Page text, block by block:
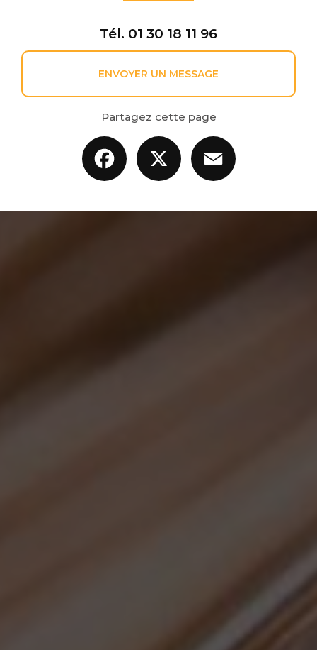
Tél. 01 30 18 11 96
ENVOYER UN MESSAGE
Partagez cette page
Facebook